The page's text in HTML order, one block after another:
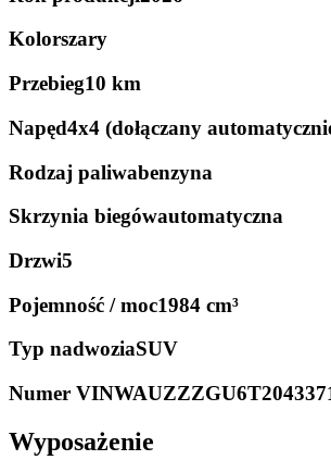
Kolorszary
Przebieg10 km
Napęd4x4 (dołączany
Rodzaj paliwabenzyna
Skrzynia biegówautomatyczna
Drzwi5
Pojemność / moc1984 cm³
Typ nadwoziaSUV
Numer VIN
Wyposażenie